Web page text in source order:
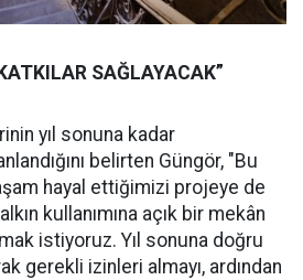
SAĞLAYACAK”
yıl sonuna kadar
belirten Güngör, "Bu
hayal ettiğimizi projeye de
kullanımına açık bir mekân
istiyoruz. Yıl sonuna doğru
gerekli izinleri almayı, ardından